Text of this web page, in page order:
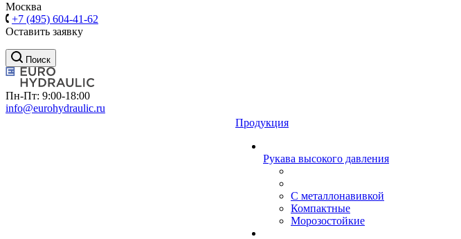
Москва
+7 (495) 604-41-62
Оставить заявку
Поиск
Пн-Пт: 9:00-18:00
info@eurohydraulic.ru
Продукция
Рукава высокого давления
С металлонавивкой
Компактные
Морозостойкие